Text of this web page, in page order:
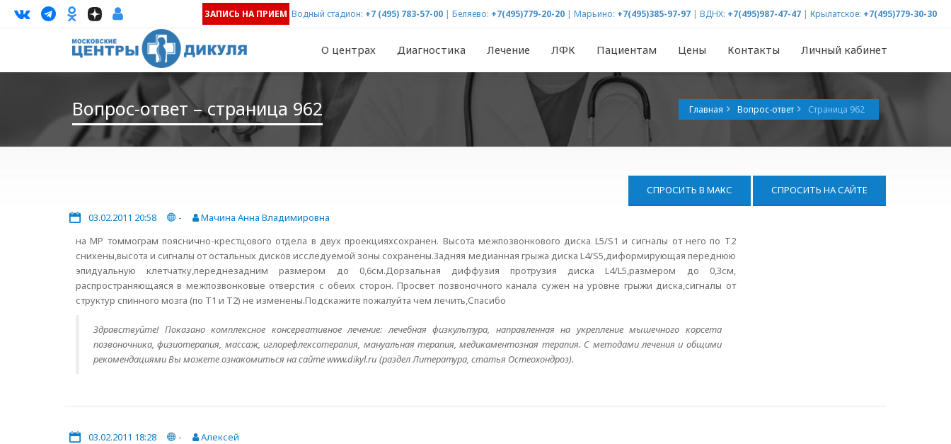
ЗАПИСЬ НА ПРИЕМ Водный стадион: +7 (495) 783-57-00 | Беляево: +7(495)779-20-20 | Марьино: +7(495)385-97-97 | ВДНХ: +7(495)987-47-47 | Крылатское: +7(495)779-30-30
О центрах Диагностика Лечение ЛФК Пациентам Цены Контакты Личный кабинет
Вопрос-ответ – страница 962 Главная Вопрос-ответ Страница 962
СПРОСИТЬ В МАКС СПРОСИТЬ НА САЙТЕ
03.02.2011 20:58 -
Мачина Анна Владимировна
на МР томмограм пояснично-крестцового отдела в двух проекцияхсохранен. Высота межпозвонкового диска L5/S1 и сигналы от него по Т2
снихены,высота и сигналы от остальных дисков исследуемой зоны сохранены.Задняя медианная грыжа диска L4/S5,диформирующая переднюю
эпидуальную клетчатку,переднезадним размером до 0,6см.Дорзальная диффузия протрузия диска L4/L5,размером до 0,3см,
распространяющаяся в межпозвонковые отверстия с обеих сторон. Просвет позвоночного канала сужен на уровне грыжи диска,сигналы от
структур спинного мозга (по Т1 и Т2) не изменены.Подскажите пожалуйта чем лечить,Спасибо
Здравствуйте! Показано комплексное консервативное лечение: лечебная физкультура, направленная на укрепление мышечного корсета
позвоночника, физиотерапия, массаж, иглорефлексотерапия, мануальная терапия, медикаментозная терапия. С методами лечения и общими
рекомендациями Вы можете ознакомиться на сайте www.dikyl.ru (раздел Литература, статья Остеохондроз).
03.02.2011 18:28 -
Алексей